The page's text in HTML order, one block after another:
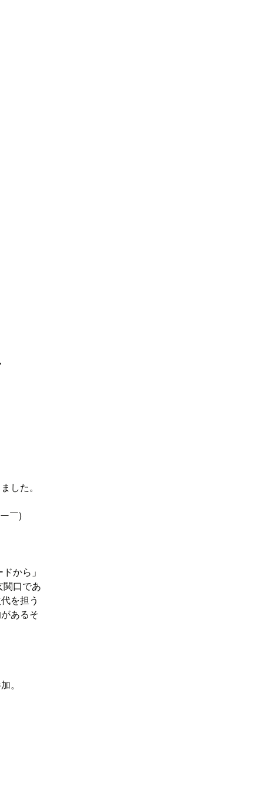
した。
￣)
から」
関口であ
を担う
あるそ
。